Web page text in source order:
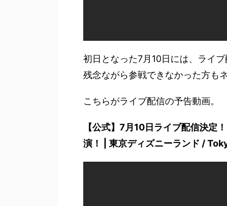
初日となった7月10日には、ライブ
残念ながら参戦できなかった方も
こちらがライブ配信の予告動画。
【公式】7月10日ライブ配信決
演！ | 東京ディズニーランド /